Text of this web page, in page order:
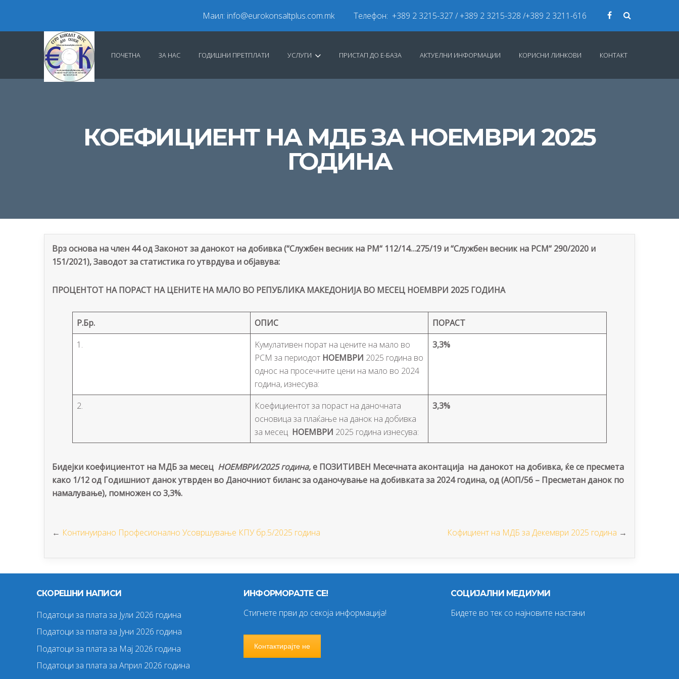
Маил: info@eurokonsaltplus.com.mk Телефон: +389 2 3215-327 / +389 2 3215-328 /+389 2 3211-616
ПОЧЕТНА ЗА НАС ГОДИШНИ ПРЕТПЛАТИ УСЛУГИ ПРИСТАП ДО Е-БАЗА АКТУЕЛНИ ИНФОРМАЦИИ КОРИСНИ ЛИНКОВИ КОНТАКТ
КОЕФИЦИЕНТ НА МДБ ЗА НОЕМВРИ 2025
ГОДИНА
Врз основа на член 44 од Законот за данокот на добивка (“Службен весник на РМ“ 112/14…275/19 и “Службен весник на РСМ“ 290/2020 и
151/2021), Заводот за статистика го утврдува и објавува:
ПРОЦЕНТОТ НА ПОРАСТ НА ЦЕНИТЕ НА МАЛО ВО РЕПУБЛИКА МАКЕДОНИЈА ВО МЕСЕЦ НОЕМВРИ 2025 ГОДИНА
Р.Бр. ОПИС
ПОРАСТ
1.
Kумулативен порат на цените на мало во
РСМ за периодот НОЕМВРИ 2025 година во
однос на просечните цени на мало во 2024
година, изнесува:
3,3%
2.
Коефициентот за пораст на даночната
основица за плаќање на данок на добивка
за месец НОЕМВРИ 2025 година изнесува:
3,3%
Бидејки коефициентот на МДБ за месец НОЕМВРИ/2025 година,е ПОЗИТИВЕН Месечната аконтација на данокот на добивка, ќе се пресмета
како 1/12 од Годишниот данок утврден во Даночниот биланс за оданочување на добивката за 2024 година, од (АОП/56 – Пресметан данок по
намалување), помножен со 3,3%.
Кофициент на МДБ за Декември 2025 година →
← Континуирано Професионално Усовршување КПУ бр.5/2025 година
СКОРЕШНИ НАПИСИ
Податоци за плата за Јули 2026 година
Податоци за плата за Јуни 2026 година
Податоци за плата за Мај 2026 година
Податоци за плата за Април 2026 година
ИНФОРМОРАЈТЕ СЕ!
Стигнете први до секоја информација!
Контактирајте не
СОЦИЈАЛНИ МЕДИУМИ
Бидете во тек со најновите настани